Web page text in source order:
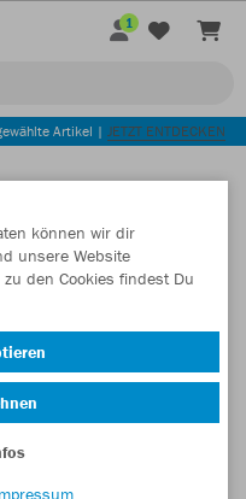
1
Artikel | JETZT ENTDECKEN
können wir dir
unsere Website
den Cookies findest Du